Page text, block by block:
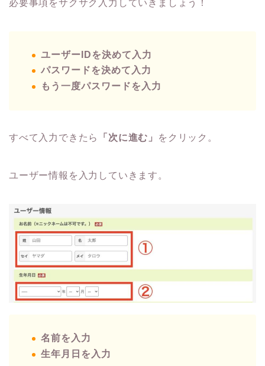
必要事項をサクサク入力していきましょう！
ユーザーIDを決めて入力
パスワードを決めて入力
もう一度パスワードを入力
すべて入力できたら 「次に進む」 をクリック。
ユーザー情報を入力していきます。
名前を入力
生年月日を入力